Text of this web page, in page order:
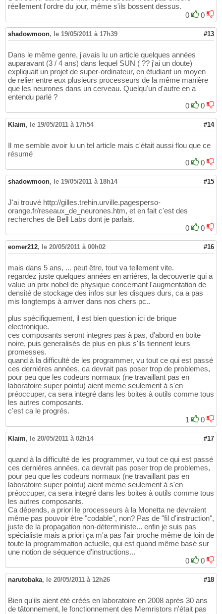
réellement l'ordre du jour, même s'ils bossent dessus.
0
0
shadowmoon, le 19/05/2011 à 17h39 #13
Dans le même genre, j'avais lu un article quelques années
auparavant (3 / 4 ans) dans lequel SUN ( ?? j'ai un doute)
expliquait un projet de super-ordinateur, en étudiant un moyen
de relier entre eux plusieurs processeurs de la même manière
que les neurones dans un cerveau. Quelqu'un d'autre en a
entendu parlé ?
0
0
Klaim, le 19/05/2011 à 17h54 #14
Il me semble avoir lu un tel article mais c'était aussi flou que ce
résumé
0
0
shadowmoon, le 19/05/2011 à 18h14 #15
J'ai trouvé http://gilles.trehin.urville.pagesperso-
orange.fr/reseaux_de_neurones.htm, et en fait c'est des
recherches de Bell Labs dont je parlais.
0
0
eomer212, le 20/05/2011 à 00h02 #16
mais dans 5 ans, ... peut être, tout va tellement vite.
regardez juste quelques années en arriéres, la decouverte qui a
value un prix nobel de physique concernant l'augmentation de
densité de stockage des infos sur les disques durs, ca a pas
mis longtemps à arriver dans nos chers pc..
plus spécifiquement, il est bien question ici de brique
electronique.
ces composants seront integres pas à pas, d'abord en boite
noire, puis generalisés de plus en plus s'ils tiennent leurs
promesses.
quand à la difficulté de les programmer, vu tout ce qui est passé
ces derniéres années, ca devrait pas poser trop de problemes,
pour peu que les codeurs normaux (ne travaillant pas en
laboratoire super pointu) aient meme seulement à s'en
préoccuper, ca sera integré dans les boites à outils comme tous
les autres composants.
c'est ca le progrés.
1
0
Klaim, le 20/05/2011 à 02h14 #17
quand à la difficulté de les programmer, vu tout ce qui est passé
ces derniéres années, ca devrait pas poser trop de problemes,
pour peu que les codeurs normaux (ne travaillant pas en
laboratoire super pointu) aient meme seulement à s'en
préoccuper, ca sera integré dans les boites à outils comme tous
les autres composants.
Ca dépends, a priori le processeurs à la Monetta ne devraient
même pas pouvoir être "codable", non? Pas de "fil d'instruction",
juste de la propagation non-déterministe... enfin je suis pas
spécialiste mais a priori ça m'a pas l'air proche même de loin de
toute la programmation actuelle, qui est quand même basé sur
une notion de séquence d'instructions...
0
0
narutobaka, le 20/05/2011 à 12h26 #18
Bien qu'ils aient été créés en laboratoire en 2008 après 30 ans
de tâtonnement, le fonctionnement des Memristors n'était pas